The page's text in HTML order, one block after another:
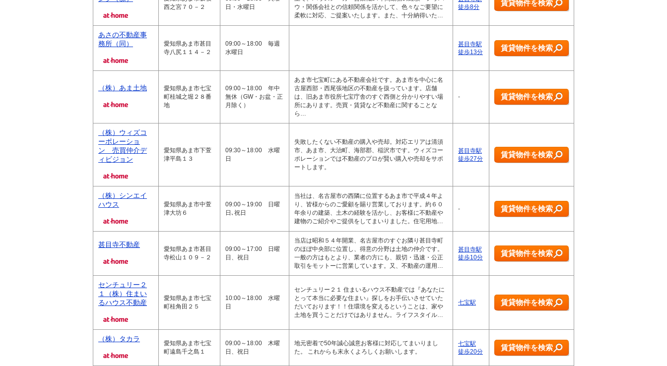
西之宮７０－２
日・水曜日
ウ・関係会社との信頼関係を活かして、色々なご要望に
柔軟に対応、ご提案いたします。また、十分納得いた…
徒歩8分
賃貸物件を検索
あさの不動産事
務所（同）
愛知県あま市甚目
寺八尻１１４－２
09:00～18:00 毎週
水曜日
甚目寺駅
徒歩13分
賃貸物件を検索
（株）あま土地
愛知県あま市七宝
町桂城之堀２８番
地
09:00～18:00 年中
無休（GW・お盆・正
月除く）
あま市七宝町にある不動産会社です。あま市を中心に名
古屋西部・西尾張地区の不動産を扱っています。店舗
は、旧あま市役所七宝庁舎のすぐ西側と分かりやすい場
所にあります。売買・賃貸など不動産に関することな
ら…
- 賃貸物件を検索
（株）ウィズコ
ーポレーショ
ン 売買仲介デ
ィビジョン
愛知県あま市下萱
津平島１３
09:30～18:00 水曜
日
失敗したくない不動産の購入や売却。対応エリアは清須
市、あま市、大治町、海部郡、稲沢市です。ウィズコー
ポレーションでは不動産のプロが賢い購入や売却をサポ
ートします。
甚目寺駅
徒歩27分
賃貸物件を検索
（株）シンエイ
ハウス
愛知県あま市中萱
津大坊６
09:00～19:00 日曜
日､祝日
当社は、名古屋市の西隣に位置するあま市で平成４年よ
り、皆様からのご愛顧を賜り営業しております。約６０
年余りの建築、土木の経験を活かし、お客様に不動産や
建物のご紹介やご提供をしてまいりました。住宅用地…
- 賃貸物件を検索
甚目寺不動産
愛知県あま市甚目
寺松山１０９－２
09:00～17:00 日曜
日、祝日
当店は昭和５４年開業、名古屋市のすぐお隣り甚目寺町
のほぼ中央部に位置し、得意の分野は土地の仲介です。
一般の方はもとより、業者の方にも、親切・迅速・公正
取引をモットーに営業しています。又、不動産の運用…
甚目寺駅
徒歩10分
賃貸物件を検索
センチュリー２
１（株）住まい
るハウス不動産
愛知県あま市七宝
町桂角田２５
10:00～18:00 水曜
日
センチュリー２１ 住まいるハウス不動産では『あなたに
とって本当に必要な住まい』探しをお手伝いさせていた
だいております！！住環境を変えるということは、家や
土地を買うことだけではありません。ライフスタイル…
七宝駅 賃貸物件を検索
（株）タカラ
愛知県あま市七宝
町遠島千之島１
09:00～18:00 木曜
日、祝日
地元密着で50年誠心誠意お客様に対応してまいりまし
た。 これからも末永くよろしくお願いします。
七宝駅
徒歩20分
賃貸物件を検索